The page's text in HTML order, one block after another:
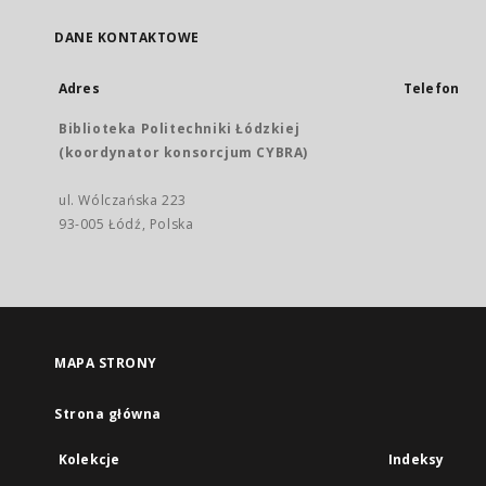
DANE KONTAKTOWE
Adres
Biblioteka Politechniki Łódzkiej
(koordynator konsorcjum CYBRA)
ul. Wólczańska 223
93-005 Łódź, Polska
Telefon
MAPA STRONY
Strona główna
Kolekcje Indeksy